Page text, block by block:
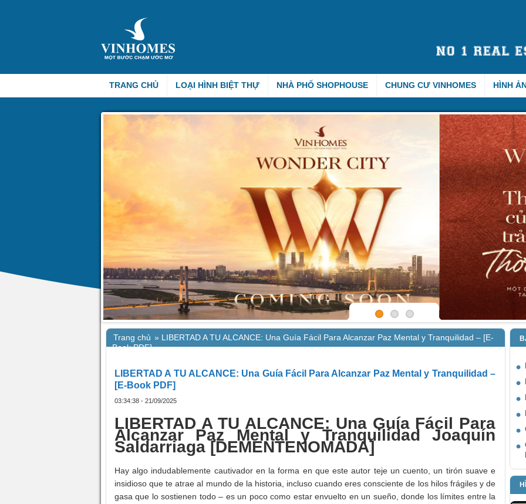
TRANG CHỦ LOẠI HÌNH BIỆT THỰ NHÀ PHỐ SHOPHOUSE CHUNG CƯ VINHOMES HÌNH
Trang chủ » LIBERTAD A TU ALCANCE: Una Guía Fácil Para Alcanzar Paz Mental y Tranquilidad – [E-
Book PDF]
LIBERTAD A TU ALCANCE: Una Guía Fácil Para Alcanzar Paz Mental y Tranquilidad –
[E-Book PDF]
03:34:38 - 21/09/2025
LIBERTAD A TU ALCANCE: Una Guía Fácil Para
Alcanzar Paz Mental y Tranquilidad Joaquín
Saldarriaga [DEMENTENOMADA]
Hay algo indudablemente cautivador en la forma en que este autor teje un cuento, un tirón suave e
insidioso que te atrae al mundo de la historia, incluso cuando eres consciente de los hilos frágiles y de
gasa que lo sostienen todo – es un poco como estar envuelto en un sueño, donde los límites entre la